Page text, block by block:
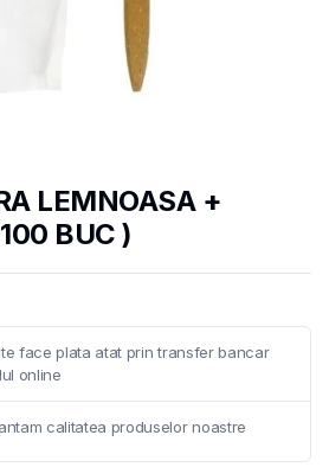
LEMNOASA +
BUC )
face plata atat prin transfer bancar
online
calitatea produselor noastre